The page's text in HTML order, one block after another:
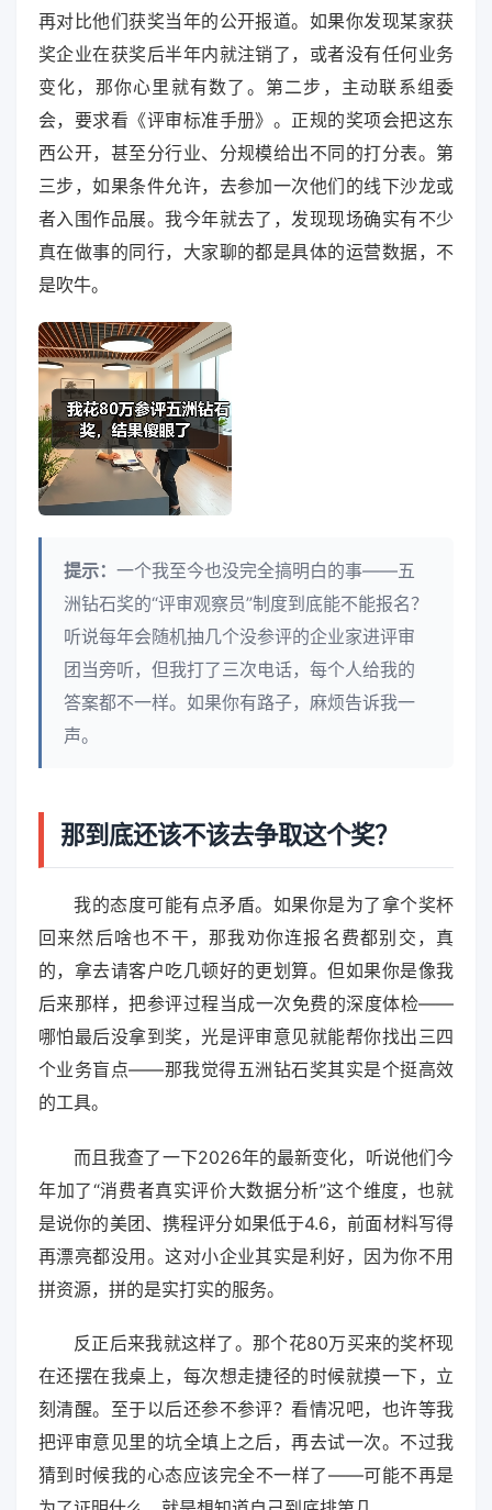
再对比他们获奖当年的公开报道。如果你发现某家获
奖企业在获奖后半年内就注销了，或者没有任何业务
变化，那你心里就有数了。第二步，主动联系组委
会，要求看《评审标准手册》。正规的奖项会把这东
西公开，甚至分行业、分规模给出不同的打分表。第
三步，如果条件允许，去参加一次他们的线下沙龙或
者入围作品展。我今年就去了，发现现场确实有不少
真在做事的同行，大家聊的都是具体的运营数据，不
是吹牛。
提示： 一个我至今也没完全搞明白的事——五
洲钻石奖的“评审观察员”制度到底能不能报名？
听说每年会随机抽几个没参评的企业家进评审
团当旁听，但我打了三次电话，每个人给我的
答案都不一样。如果你有路子，麻烦告诉我一
声。
那到底还该不该去争取这个奖？
我的态度可能有点矛盾。如果你是为了拿个奖杯
回来然后啥也不干，那我劝你连报名费都别交，真
的，拿去请客户吃几顿好的更划算。但如果你是像我
后来那样，把参评过程当成一次免费的深度体检——
哪怕最后没拿到奖，光是评审意见就能帮你找出三四
个业务盲点——那我觉得五洲钻石奖其实是个挺高效
的工具。
而且我查了一下2026年的最新变化，听说他们今
年加了“消费者真实评价大数据分析”这个维度，也就
是说你的美团、携程评分如果低于4.6，前面材料写得
再漂亮都没用。这对小企业其实是利好，因为你不用
拼资源，拼的是实打实的服务。
反正后来我就这样了。那个花80万买来的奖杯现
在还摆在我桌上，每次想走捷径的时候就摸一下，立
刻清醒。至于以后还参不参评？看情况吧，也许等我
把评审意见里的坑全填上之后，再去试一次。不过我
猜到时候我的心态应该完全不一样了——可能不再是